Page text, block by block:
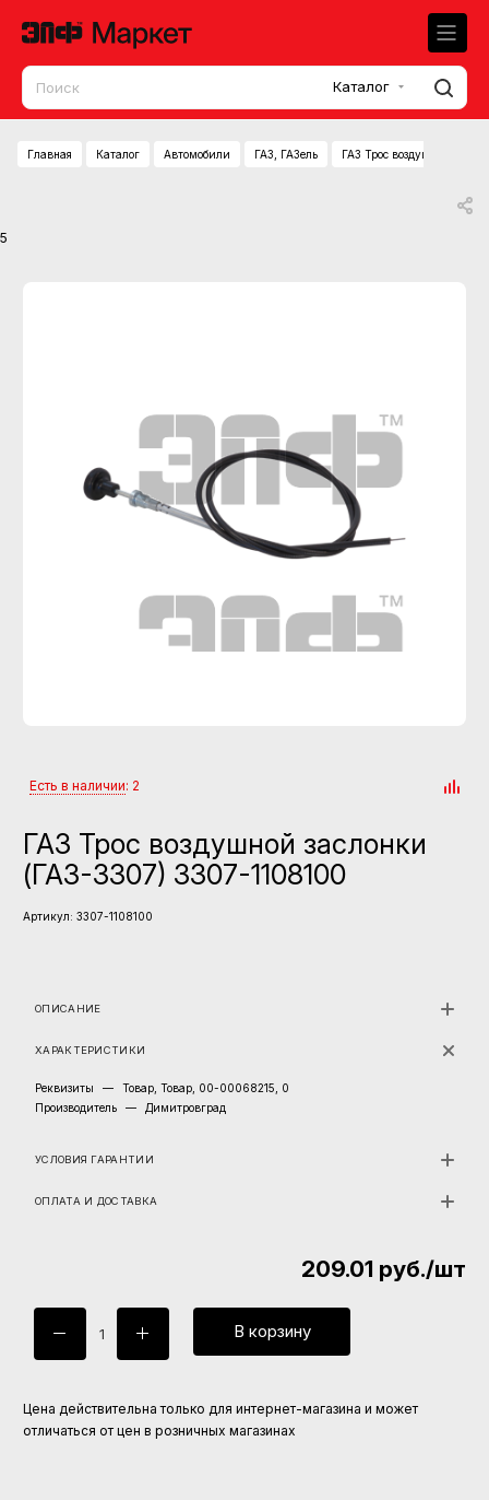
Каталог
Главная Каталог Автомобили ГАЗ, ГАЗель ГАЗ Трос воздушной
5
Есть в наличии: 2
ГАЗ Трос воздушной заслонки
(ГАЗ-3307) 3307-1108100
Артикул: 3307-1108100
ОПИСАНИЕ
ХАРАКТЕРИСТИКИ
Реквизиты —
Товар, Товар, 00-00068215, 0
Производитель
— Димитровград
УСЛОВИЯ ГАРАНТИИ
ОПЛАТА И ДОСТАВКА
209.01 руб./шт
В корзину
Цена действительна только для интернет-магазина и может
отличаться от цен в розничных магазинах